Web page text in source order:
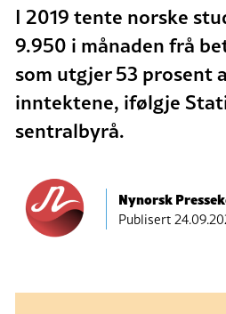
I 2019 tente norske
9.950 i månaden frå
som utgjer 53 prosent
inntektene, ifølgje
sentralbyrå.
Nynorsk
Publisert